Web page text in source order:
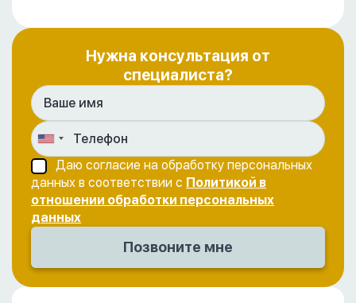
Нужна консультация от
специалиста?
Даю согласие на обработку персональных
данных в соответствии с Политикой в
отношении обработки персональных
данных